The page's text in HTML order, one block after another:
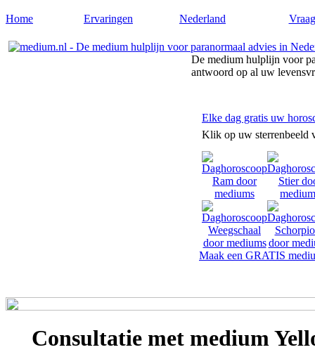
Home Ervaringen Nederland
De medium hulplijn voor
antwoord op al uw
Elke dag gratis uw
Klik op uw sterrenbeeld
Maak een GRATIS
Consultatie met medium